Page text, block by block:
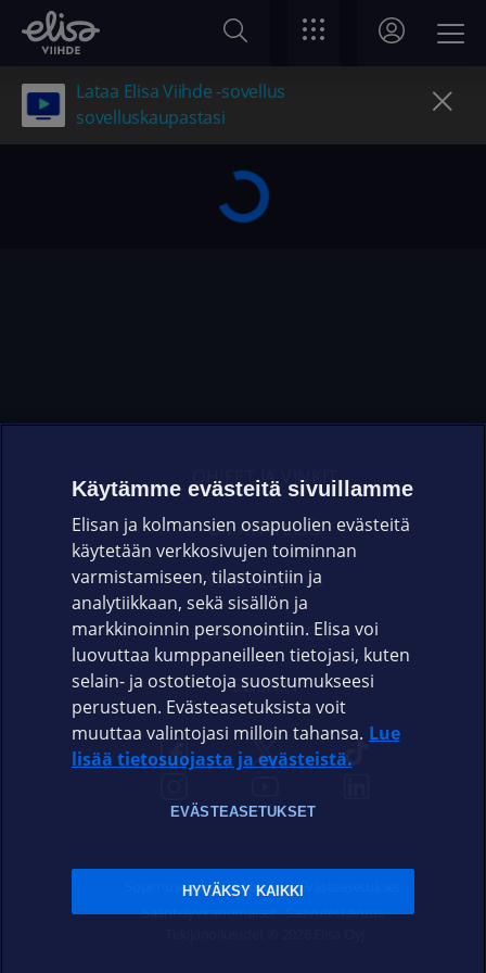
Lataa Elisa Viihde -sovellus
sovelluskaupastasi
OHJEET JA VINKIT
OMAYHTEISÖ
VIANSELVITYS
ASIAKASPALVELU
ELISA.FI
Sopimusehdot Tietosuoja Evästeasetukset
Sääntelyviranomaiset Saavutettavuus
Käytämme evästeitä sivuillamme
Elisan ja kolmansien osapuolien evästeitä
käytetään verkkosivujen toiminnan
varmistamiseen, tilastointiin ja
analytiikkaan, sekä sisällön ja
markkinoinnin personointiin. Elisa voi
luovuttaa kumppaneilleen tietojasi, kuten
selain- ja ostotietoja suostumukseesi
perustuen. Evästeasetuksista voit
muuttaa valintojasi milloin tahansa. Lue
lisää tietosuojasta ja evästeistä.
EVÄSTEASETUKSET
HYVÄKSY KAIKKI